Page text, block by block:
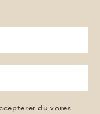
du vores